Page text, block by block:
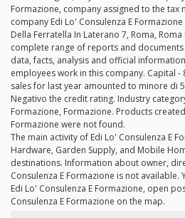
Formazione, company assigned to the tax
company Edi Lo' Consulenza E
Della Ferratella In Laterano 7, Roma,
complete range of reports and
data, facts, analysis and official
employees work in this company. Capital -
sales for last year amounted to minore di
Negativo the credit rating. Industry
Formazione, Formazione. Products
Formazione were not found.
The main activity of Edi Lo' Consulenza E
Hardware, Garden Supply, and Mobile
destinations. Information about owner,
Consulenza E Formazione is not available.
Edi Lo' Consulenza E Formazione, open
Consulenza E Formazione on the map.